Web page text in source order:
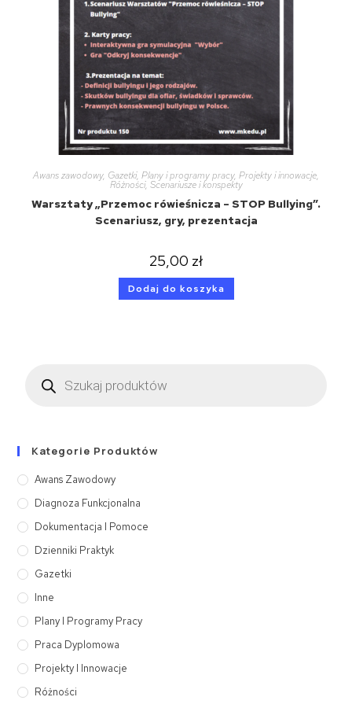
Awans zawodowy, Gazetki, Plany i programy pracy, Projekty i innowacje,
Różności, Scenariusze i konspekty
Warsztaty „Przemoc rówieśnicza – STOP Bullying”.
Scenariusz, gry, prezentacja
25,00 zł
Dodaj do koszyka
Kategorie Produktów
Awans Zawodowy
Diagnoza Funkcjonalna
Dokumentacja I Pomoce
Dzienniki Praktyk
Gazetki
Inne
Plany I Programy Pracy
Praca Dyplomowa
Projekty I Innowacje
Różności